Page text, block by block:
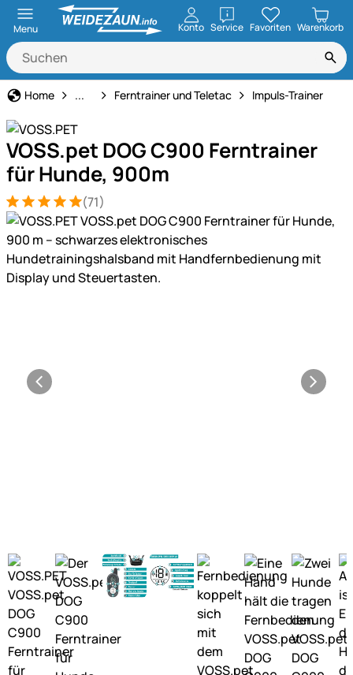
Menu Konto ServiceöffnenFavoriten Warenkorb
Home Hundeerziehung & Ferntrainer
... Ferntrainer und Teletac Impuls-Trainer
VOSS.pet DOG C900 Ferntrainer
für Hunde, 900m
Bewertung: 5 von 5 (71 Bewertungen)
71 Bewertungen
(71)
Produktgalerie